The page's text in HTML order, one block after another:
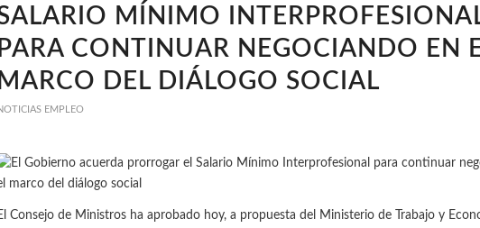
MÍNIMO
PARA CONTINUAR NEGOCIANDO EN
MARCO DEL DIÁLOGO SOCIAL
EMPLEO
Consejo de Ministros ha aprobado hoy, a propuesta del Ministerio de Trabajo y